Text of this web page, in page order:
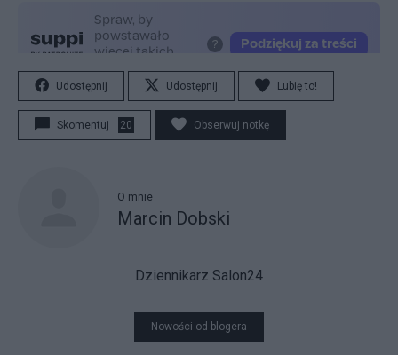
Udostępnij Udostępnij Lubię to!
Skomentuj 20 Obserwuj notkę
O mnie
Marcin Dobski
Dziennikarz Salon24
Nowości od blogera